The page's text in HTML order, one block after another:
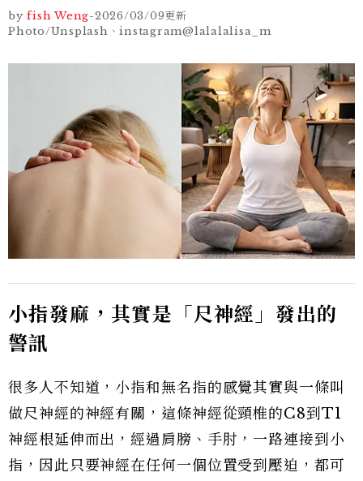
by fish Weng-2026/03/09更新
Photo/Unsplash、instagram@lalalalisa_m
小指發麻，其實是「尺神經」發出的
警訊
很多人不知道，小指和無名指的感覺其實與一條叫
做尺神經的神經有關，這條神經從頸椎的C8到T1
神經根延伸而出，經過肩膀、手肘，一路連接到小
指，因此只要神經在任何一個位置受到壓迫，都可